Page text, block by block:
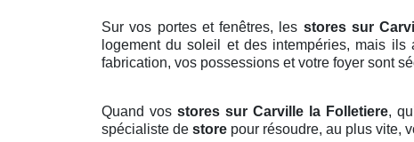
Sur vos portes et fenêtres, les stores sur
logement du soleil et des intempéries, mais
fabrication, vos possessions et votre foyer sont
Quand vos stores sur Carville la Folletiere,
spécialiste de store pour résoudre, au plus vite,